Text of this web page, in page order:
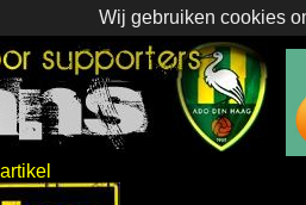
Wij gebruiken cookies